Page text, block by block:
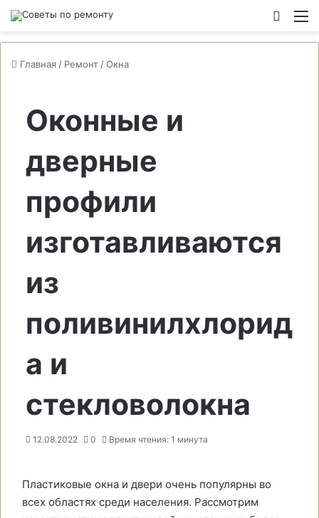
Главная / Ремонт /Окна
Оконные и
дверные
профили
изготавливаются
из
поливинилхлорид
а и
стекловолокна
12.08.2022 0 Время чтения: 1 минута
Пластиковые окна и двери очень популярны во
всех областях среди населения. Рассмотрим